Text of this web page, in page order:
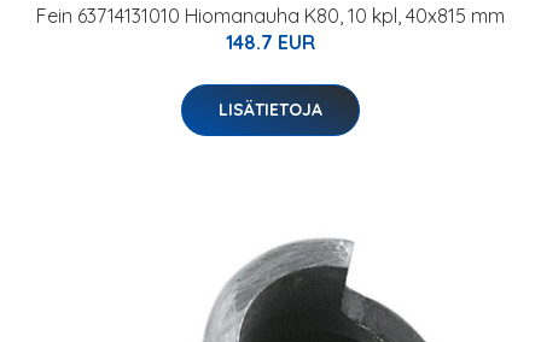
Fein 63714131010 Hiomanauha K80, 10 kpl, 40x815 mm
148.7 EUR
LISÄTIETOJA